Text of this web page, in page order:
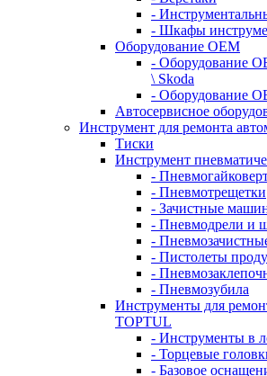
-
- Шкафы
Оборудование OEM
- Оборудование
\ Skoda
- Оборудование
Автосервисное
Инструмент для ремонта
Тиски
Инструмент
-
- Пневмотрещетки
- Зачистные
- Пневмодрели и
-
- Пистолеты
-
- Пневмозубила
Инструменты для
TOPTUL
- Инструменты в
- Торцевые
- Базовое